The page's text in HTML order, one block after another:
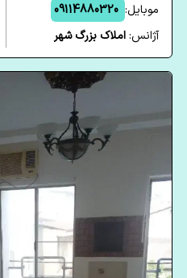
موبایل: 09114880320
آژانس:املاک بزرگ شهر